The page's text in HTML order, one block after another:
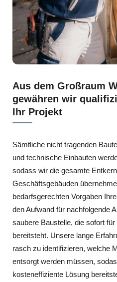
Aus dem Großraum
gewähren wir
Ihr Projekt
Sämtliche nicht tragenden
und technische Einbauten
sodass wir die gesamte
Geschäftsgebäuden
bedarfsgerechten Vorgaben
den Aufwand für nachfolgende
saubere Baustelle, die sofort
bereitsteht. Unsere lange
rasch zu identifizieren, welche
entsorgt werden müssen,
kosteneffiziente Lösung